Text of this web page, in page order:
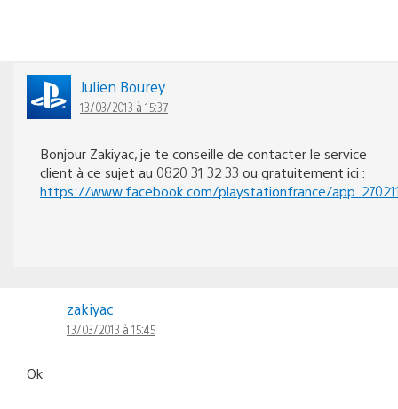
Julien Bourey
13/03/2013 à 15:37
Bonjour Zakiyac, je te conseille de contacter le service
client à ce sujet au 0820 31 32 33 ou gratuitement ici :
https://www.facebook.com/playstationfrance/
zakiyac
13/03/2013 à 15:45
Ok